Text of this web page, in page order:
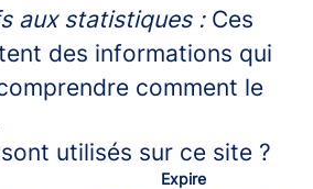
aux statistiques :Ces
des informations qui
comment le
utilisés sur ce site ?
Expire